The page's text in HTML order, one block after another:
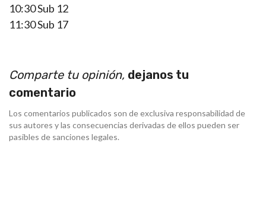
10:30 Sub 12
11:30 Sub 17
Comparte tu opinión, dejanos tu
comentario
Los comentarios publicados son de exclusiva responsabilidad de
sus autores y las consecuencias derivadas de ellos pueden ser
pasibles de sanciones legales.